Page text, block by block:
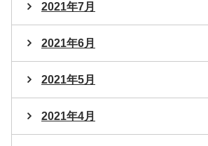
2021年7月
2021年6月
2021年5月
2021年4月